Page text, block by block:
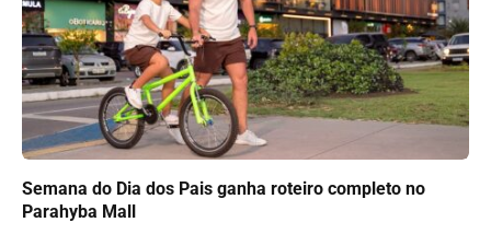
Semana do Dia dos Pais ganha roteiro completo no
Parahyba Mall